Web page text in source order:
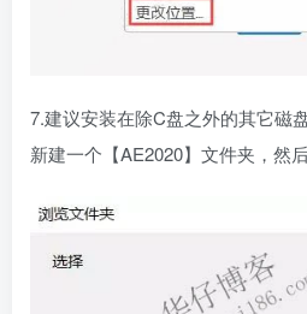
7.建议安装在除C盘之外的其它磁
新建一个【AE2020】文件夹，然